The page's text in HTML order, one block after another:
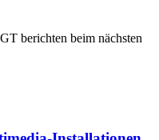
berichten beim nächsten